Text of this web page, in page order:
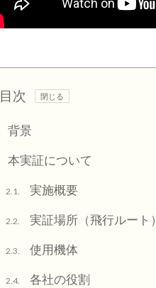
目次
背景
本実証について
2.1. 実施概要
2.2. 実証場所（飛行ルート）
2.3. 使用機体
2.4. 各社の役割